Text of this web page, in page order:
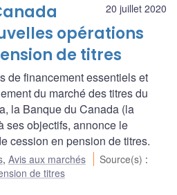
20 juillet 2020
opérations
de titres
de financement essentiels et
du marché des titres du
la Banque du Canada (la
ses objectifs, annonce le
cession en pension de titres.
, Avis aux marchés Source(s) :
de titres